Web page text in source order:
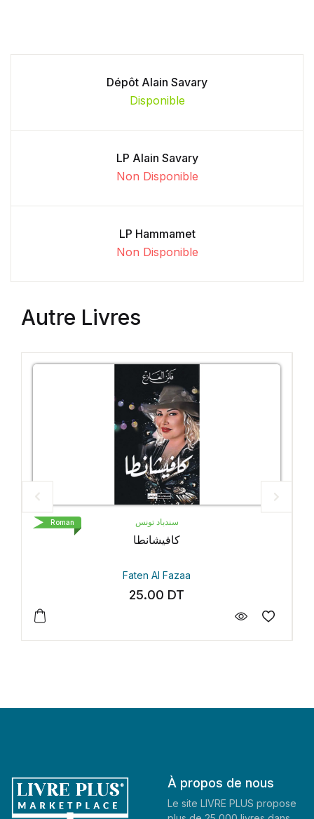
Dépôt Alain Savary
Disponible
LP Alain Savary
Non Disponible
LP Hammamet
Non Disponible
Autre Livres
سندباد تونس
كافيشانطا
Faten Al Fazaa
25.00 DT
Roman
À propos de nous
Le site LIVRE PLUS propose